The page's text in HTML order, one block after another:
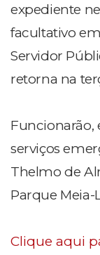
expediente
facultativo
Servidor
retorna na
Funcionarão,
serviços
Thelmo de
Parque Meia-
Clique aqui